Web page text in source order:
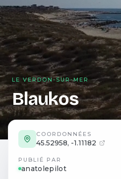
LE VERDON-SUR-MER
Blaukos
COORDONNÉES
45.52958, -1.11182
PUBLIÉ PAR
anatolepilot